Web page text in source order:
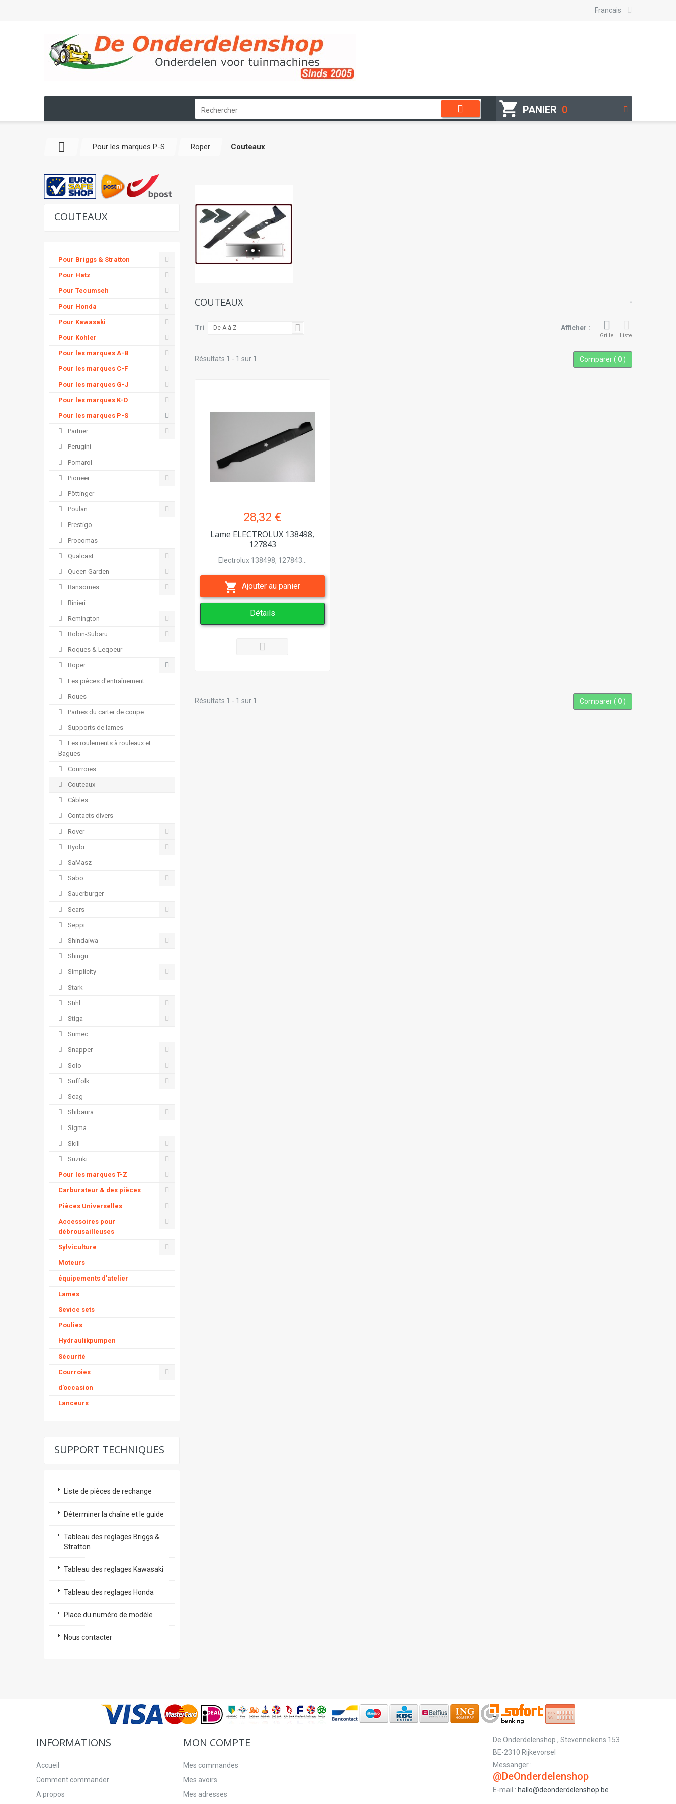
Francais
PANIER 0
Pour les marques P-S Roper Couteaux
COUTEAUX -
Afficher :
Grille Liste
Tri De A à Z
Comparer ( 0 )
Résultats 1 - 1 sur 1.
28,32 €
Lame ELECTROLUX 138498,
127843
Electrolux 138498, 127843...
Ajouter au panier
Détails
Comparer ( 0 )
Résultats 1 - 1 sur 1.
COUTEAUX
Pour Briggs & Stratton
Pour Hatz
Pour Tecumseh
Pour Honda
Pour Kawasaki
Pour Kohler
Pour les marques A-B
Pour les marques C-F
Pour les marques G-J
Pour les marques K-O
Pour les marques P-S
Partner
Perugini
Pomarol
Pioneer
Pöttinger
Poulan
Prestigo
Procomas
Qualcast
Queen Garden
Ransomes
Rinieri
Remington
Robin-Subaru
Roques & Leqoeur
Roper
Les pièces d'entraînement
Roues
Parties du carter de coupe
Supports de lames
Les roulements à rouleaux et
Bagues
Courroies
Couteaux
Câbles
Contacts divers
Rover
Ryobi
SaMasz
Sabo
Sauerburger
Sears
Seppi
Shindaiwa
Shingu
Simplicity
Stark
Stihl
Stiga
Sumec
Snapper
Solo
Suffolk
Scag
Shibaura
Sigma
Skill
Suzuki
Pour les marques T-Z
Carburateur & des pièces
Pièces Universelles
Accessoires pour
débrousailleuses
Sylviculture
Moteurs
équipements d'atelier
Lames
Sevice sets
Poulies
Hydraulikpumpen
Sécurité
Courroies
d'occasion
Lanceurs
SUPPORT TECHNIQUES
Liste de pièces de rechange
Déterminer la chaîne et le guide
Tableau des reglages Briggs &
Stratton
Tableau des reglages Kawasaki
Tableau des reglages Honda
Place du numéro de modèle
Nous contacter
INFORMATIONS
Accueil
Comment commander
A propos
MON COMPTE
Mes commandes
Mes avoirs
Mes adresses
-
De Onderdelenshop , Stevennekens 153
BE-2310 Rijkevorsel
Messanger :
@DeOnderdelenshop
E-mail : hallo@deonderdelenshop.be